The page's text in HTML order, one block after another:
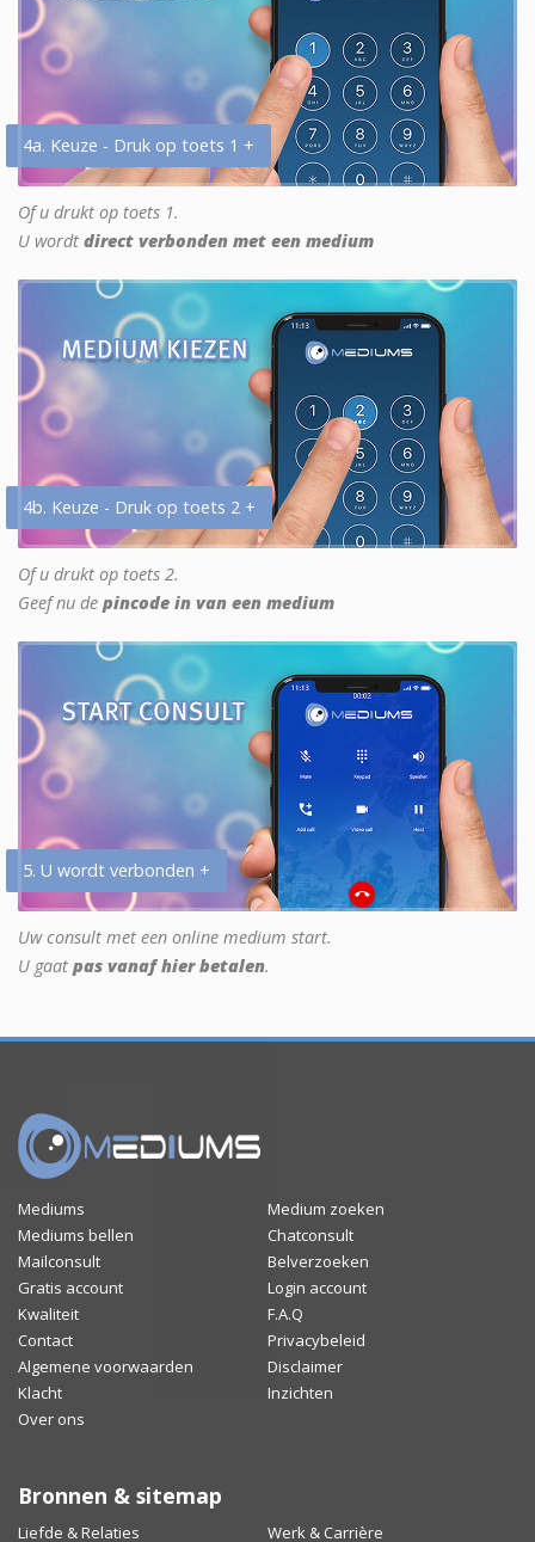
4a. Keuze - Druk op toets 1 +
Of u drukt op toets 1.
U wordt direct verbonden met een medium
4b. Keuze - Druk op toets 2 +
Of u drukt op toets 2.
Geef nu de pincode in van een medium
5. U wordt verbonden +
Uw consult met een online medium start.
U gaat pas vanaf hier betalen.
Mediums
Medium zoeken
Mediums bellen
Chatconsult
Mailconsult
Belverzoeken
Gratis account
Login account
Kwaliteit
F.A.Q
Contact
Privacybeleid
Algemene voorwaarden
Disclaimer
Klacht
Inzichten
Over ons
Bronnen & sitemap
Liefde & Relaties Werk & Carrière